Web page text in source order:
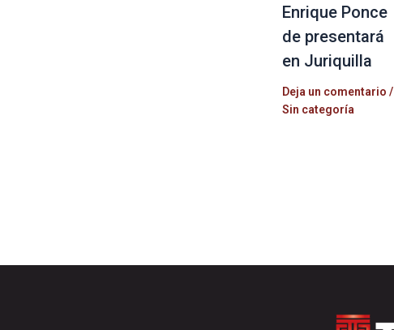
Enrique Ponce
de presentará
en Juriquilla
Deja un comentario /
Sin categoría